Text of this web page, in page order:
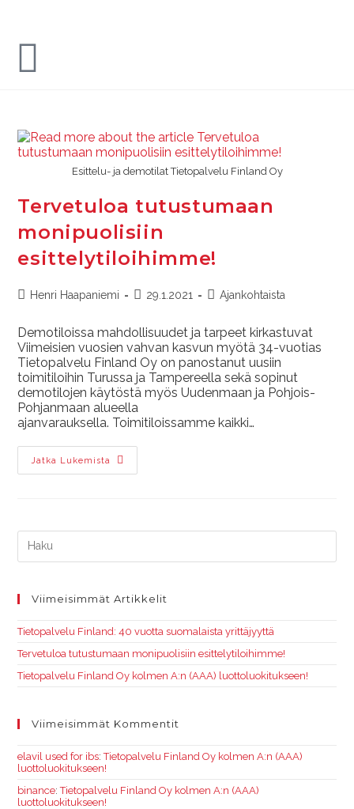
Esittelu- ja demotilat Tietopalvelu Finland Oy
Tervetuloa tutustumaan
monipuolisiin
esittelytiloihimme!
Henri Haapaniemi 29.1.2021 Ajankohtaista
Demotiloissa mahdollisuudet ja tarpeet kirkastuvat
Viimeisien vuosien vahvan kasvun myötä 34-vuotias
Tietopalvelu Finland Oy on panostanut uusiin
toimitiloihin Turussa ja Tampereella sekä sopinut
demotilojen käytöstä myös Uudenmaan ja Pohjois-
Pohjanmaan alueella
ajanvarauksella. Toimitiloissamme kaikki…
Jatka Lukemista
Viimeisimmät Artikkelit
Tietopalvelu Finland: 40 vuotta suomalaista yrittäjyyttä
Tervetuloa tutustumaan monipuolisiin esittelytiloihimme!
Tietopalvelu Finland Oy kolmen A:n (AAA) luottoluokitukseen!
Viimeisimmät Kommentit
elavil used for ibs:Tietopalvelu Finland Oy kolmen A:n (AAA)
luottoluokitukseen!
binance:Tietopalvelu Finland Oy kolmen A:n (AAA)
luottoluokitukseen!